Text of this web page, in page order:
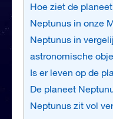
Hoe ziet de
Neptunus in onze
Neptunus in
astronomische
Is er leven op de
De planeet
Neptunus zit vol